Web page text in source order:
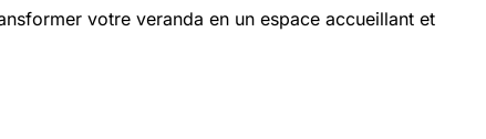
votre veranda en un espace accueillant et